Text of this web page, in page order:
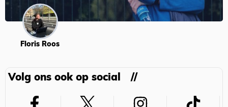
Floris Roos
Volg ons ook op social